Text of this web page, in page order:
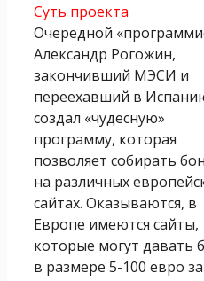
Суть проекта
Очередной
Александр Рогожин,
закончивший МЭСИ и
переехавший в
создал «чудесную»
программу, которая
позволяет собирать
на различных
сайтах. Оказываются, в
Европе имеются сайты,
которые могут давать
в размере 5-100 евро за